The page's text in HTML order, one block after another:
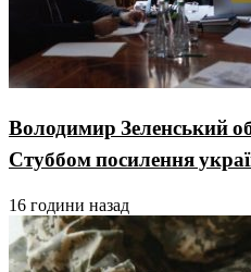
Володимир Зеленський
Стуббом посилення
16 години назад